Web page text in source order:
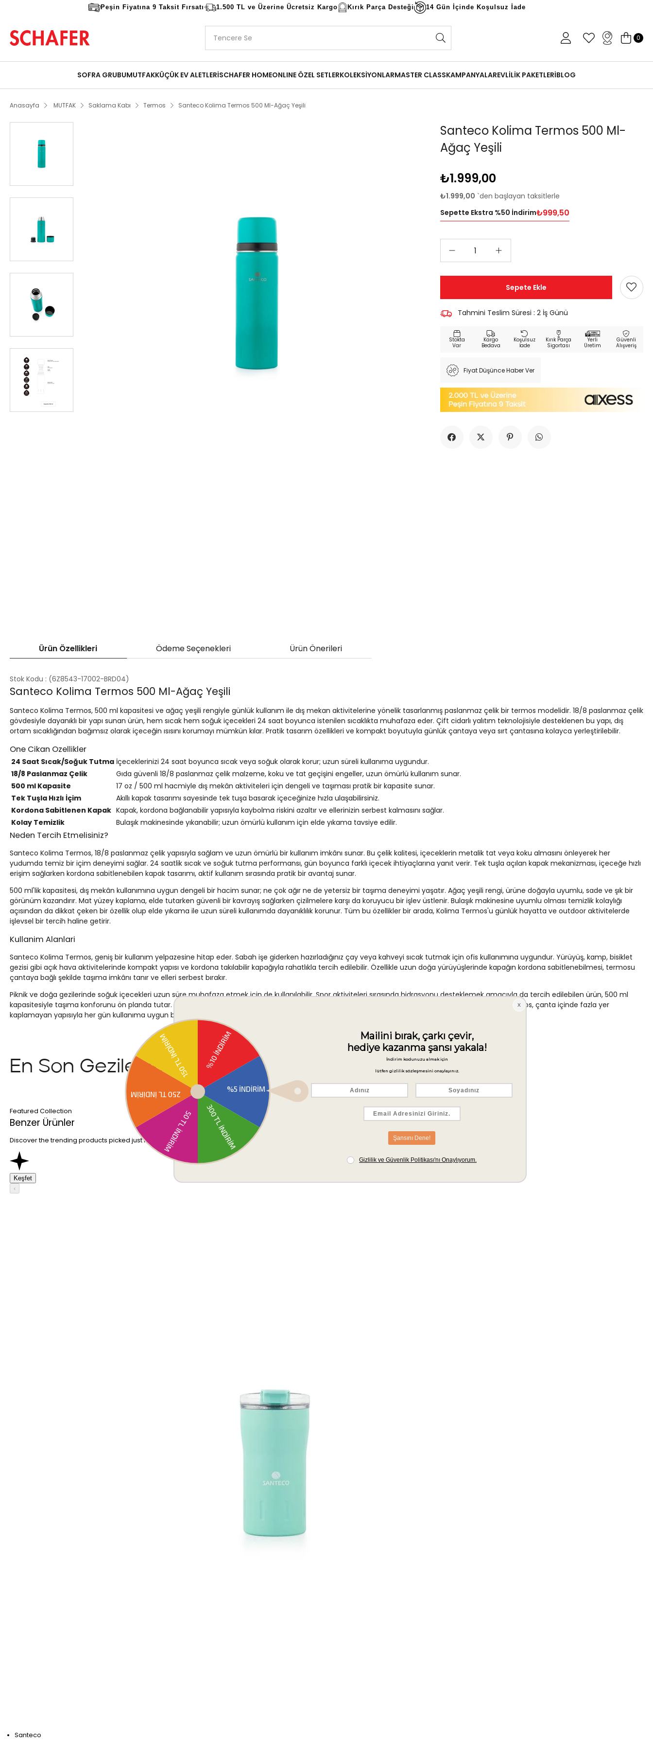
Peşin Fiyatına 9 Taksit Fırsatı 1.500 TL ve Üzerine Ücretsiz Kargo Kırık Parça Desteği 14 Gün İçinde Koşulsuz İade
0
SOFRA GRUBUMUTFAKKÜÇÜK EV ALETLERİSCHAFER HOMEONLINE ÖZEL SETLERKOLEKSİYONLARMASTER CLASSKAMPANYALAREVLİLİK PAKETLERİBLOG
Anasayfa MUTFAK Saklama Kabı Termos Santeco Kolima Termos 500 Ml-Ağaç Yeşili
Santeco Kolima Termos 500 Ml-
Ağaç Yeşili
₺1.999,00
₺1.999,00 `den başlayan taksitlerle
Sepette Ekstra %50 İndirim₺999,50
Tahmini Teslim Süresi : 2 İş Günü
Kargo
Bedava
Koşulsuz
İade
Kırık Parça
Sigortası
Yerli
Üretim
Güvenli
Alışveriş
Fiyat Düşünce Haber Ver
Ürün Özellikleri Ödeme Seçenekleri Ürün Önerileri
Stok Kodu (6Z8543-17002-BRD04)
Santeco Kolima Termos 500 Ml-Ağaç Yeşili
Santeco Kolima Termos, 500 ml kapasitesi ve ağaç yeşili rengiyle günlük kullanım ile dış mekan aktivitelerine yönelik tasarlanmış paslanmaz çelik bir termos modelidir. 18/8 paslanmaz çelik
gövdesiyle dayanıklı bir yapı sunan ürün, hem sıcak hem soğuk içecekleri 24 saat boyunca istenilen sıcaklıkta muhafaza eder. Çift cidarlı yalıtım teknolojisiyle desteklenen bu yapı, dış
ortam sıcaklığından bağımsız olarak içeceğin ısısını korumayı mümkün kılar. Pratik tasarım özellikleri ve kompakt boyutuyla günlük çantaya veya sırt çantasına kolayca yerleştirilebilir.
One Cikan Ozellikler
24 Saat Sıcak/Soğuk Tutma İçeceklerinizi 24 saat boyunca sıcak veya soğuk olarak korur; uzun süreli kullanıma uygundur.
18/8 Paslanmaz Çelik
Gıda güvenli 18/8 paslanmaz çelik malzeme, koku ve tat geçişini engeller, uzun ömürlü kullanım sunar.
500 ml Kapasite
17 oz / 500 ml hacmiyle dış mekân aktiviteleri için dengeli ve taşıması pratik bir kapasite sunar.
Tek Tuşla Hızlı İçim
Akıllı kapak tasarımı sayesinde tek tuşa basarak içeceğinize hızla ulaşabilirsiniz.
Kordona Sabitlenen Kapak Kapak, kordona bağlanabilir yapısıyla kaybolma riskini azaltır ve ellerinizin serbest kalmasını sağlar.
Kolay Temizlik
Bulaşık makinesinde yıkanabilir; uzun ömürlü kullanım için elde yıkama tavsiye edilir.
Neden Tercih Etmelisiniz?
Santeco Kolima Termos, 18/8 paslanmaz çelik yapısıyla sağlam ve uzun ömürlü bir kullanım imkânı sunar. Bu çelik kalitesi, içeceklerin metalik tat veya koku almasını önleyerek her
yudumda temiz bir içim deneyimi sağlar. 24 saatlik sıcak ve soğuk tutma performansı, gün boyunca farklı içecek ihtiyaçlarına yanıt verir. Tek tuşla açılan kapak mekanizması, içeceğe hızlı
erişim sağlarken kordona sabitlenebilen kapak tasarımı, aktif kullanım sırasında pratik bir avantaj sunar.
500 ml'lik kapasitesi, dış mekân kullanımına uygun dengeli bir hacim sunar; ne çok ağır ne de yetersiz bir taşıma deneyimi yaşatır. Ağaç yeşili rengi, ürüne doğayla uyumlu, sade ve şık bir
görünüm kazandırır. Mat yüzey kaplama, elde tutarken güvenli bir kavrayış sağlarken çizilmelere karşı da koruyucu bir işlev üstlenir. Bulaşık makinesine uyumlu olması temizlik kolaylığı
açısından da dikkat çeken bir özellik olup elde yıkama ile uzun süreli kullanımda dayanıklılık korunur. Tüm bu özellikler bir arada, Kolima Termos'u günlük hayatta ve outdoor aktivitelerde
işlevsel bir tercih haline getirir.
Kullanim Alanlari
Santeco Kolima Termos, geniş bir kullanım yelpazesine hitap eder. Sabah işe giderken hazırladığınız çay veya kahveyi sıcak tutmak için ofis kullanımına uygundur. Yürüyüş, kamp, bisiklet
gezisi gibi açık hava aktivitelerinde kompakt yapısı ve kordona takılabilir kapağıyla rahatlıkla tercih edilebilir. Özellikle uzun doğa yürüyüşlerinde kapağın kordona sabitlenebilmesi, termosu
çantaya bağlı şekilde taşıma imkânı tanır ve elleri serbest bırakır.
Piknik ve doğa gezilerinde soğuk içecekleri uzun süre muhafaza etmek için de kullanılabilir. Spor aktiviteleri sırasında hidrasyonu desteklemek amacıyla da tercih edilebilen ürün, 500 ml
kapasitesiyle taşıma konforunu ön planda tutar. Okul, üniversite veya iş yerinde günlük içecek ihtiyacını karşılamak için de işlevsel bir çözüm sunan termos, çanta içinde fazla yer
kaplamayan yapısıyla her gün kullanıma uygun bir ürün olarak öne çıkar.
En Son Gezilenler
Featured Collection
Benzer Ürünler
Discover the trending products picked just for you.
Keşfet
‹
Santeco